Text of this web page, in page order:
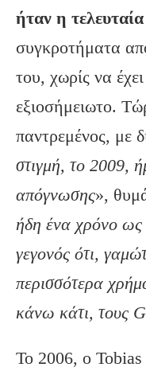
ήταν η
συγκροτήματα
του, χωρίς να έχει
εξιοσήμειωτο.
παντρεμένος, με
στιγμή, το 2009,
απόγνωσης»,
ήδη ένα χρόνο ως
γεγονός ότι,
περισσότερα
κάνω κάτι, τους
Το 2006, ο